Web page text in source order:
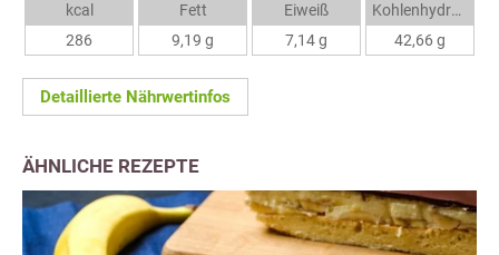
kcal
286
Fett
9,19 g
Eiweiß
7,14 g
Kohlenhydrate
42,66 g
Detaillierte Nährwertinfos
ÄHNLICHE REZEPTE